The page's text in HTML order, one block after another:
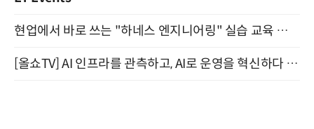
현업에서 바로 쓰는 "하네스 엔지니어링" 실습 교육 워크숍 8월 20일 개최
[올쇼TV] AI 인프라를 관측하고, AI로 운영을 혁신하다 (8월 11일 생방송)